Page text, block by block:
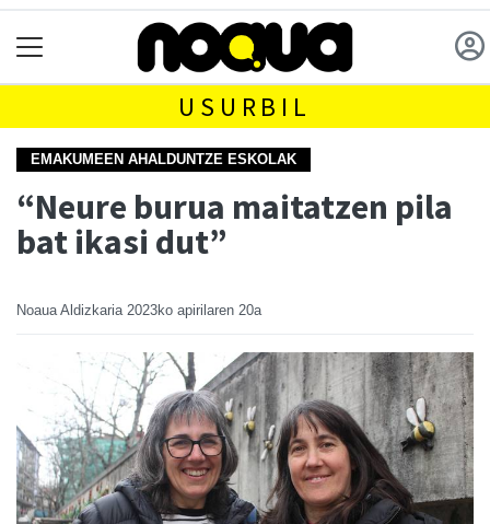
USURBIL
EMAKUMEEN AHALDUNTZE ESKOLAK
“Neure burua maitatzen pila
bat ikasi dut”
Noaua Aldizkaria 2023ko apirilaren 20a